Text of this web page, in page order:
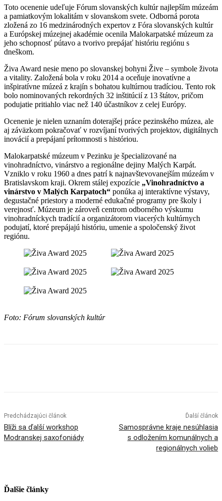
Toto ocenenie udeľuje Fórum slovanských kultúr najlepším múzeám
a pamiatkovým lokalitám v slovanskom svete. Odborná porota
zložená zo 16 medzinárodných expertov z Fóra slovanských kultúr
a Európskej múzejnej akadémie ocenila Malokarpatské múzeum za
jeho schopnosť pútavo a tvorivo prepájať históriu regiónu s
dneškom.
Živa Award nesie meno po slovanskej bohyni Žive – symbole života
a vitality. Založená bola v roku 2014 a oceňuje inovatívne a
inšpiratívne múzeá z krajín s bohatou kultúrnou tradíciou. Tento rok
bolo nominovaných rekordných 32 inštitúcií z 13 štátov, pričom
podujatie pritiahlo viac než 140 účastníkov z celej Európy.
Ocenenie je nielen uznaním doterajšej práce pezinského múzea, ale
aj záväzkom pokračovať v rozvíjaní tvorivých projektov, digitálnych
inovácií a prepájaní prítomnosti s históriou.
Malokarpatské múzeum v Pezinku je špecializované na
vinohradníctvo, vinárstvo a regionálne dejiny Malých Karpát.
Vzniklo v roku 1960 a dnes patrí k najnavštevovanejším múzeám v
Bratislavskom kraji. Okrem stálej expozície „Vinohradníctvo a
vinárstvo v Malých Karpatoch“ ponúka aj interaktívne výstavy,
degustačné priestory a moderné edukačné programy pre školy i
verejnosť. Múzeum je zároveň centrom odborného výskumu
vinohradníckych tradícií a organizátorom viacerých kultúrnych
podujatí, ktoré prepájajú históriu, umenie a spoločenský život
regiónu.
Foto: Fórum slovanských kultúr
Predchádzajúci článok
Blíži sa ďalší workshop
Modranskej saxofoniády
Ďalší článok
Samosprávne kraje nesúhlasia
s odložením komunálnych a
regionálnych volieb
Ďalšie články